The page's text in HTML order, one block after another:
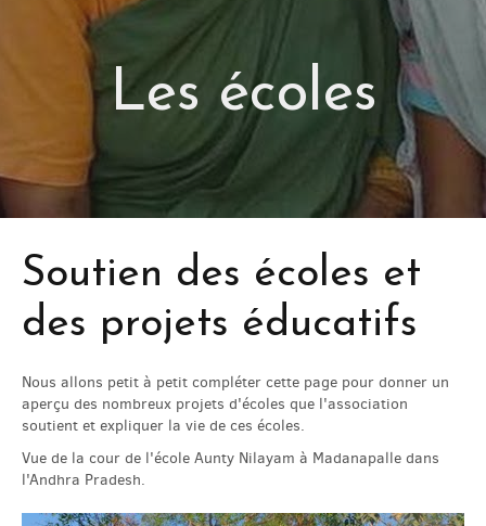
Contact
Les écoles
Soutien des écoles et
des projets éducatifs
Nous allons petit à petit compléter cette page pour donner un
aperçu des nombreux projets d'écoles que l'association
soutient et expliquer la vie de ces écoles.
Vue de la cour de l'école Aunty Nilayam à Madanapalle dans
l'Andhra Pradesh.